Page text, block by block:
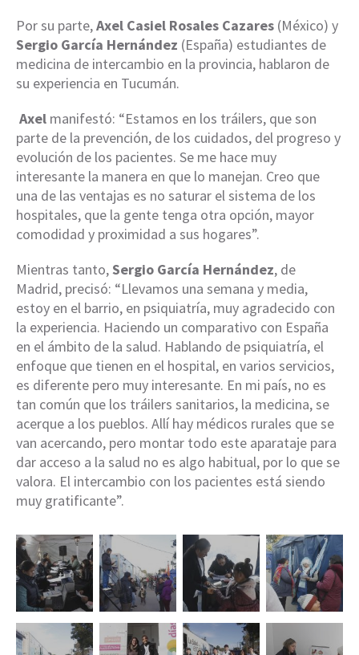
Por su parte,Axel Casiel Rosales Cazares (México) y
Sergio García Hernández (España) estudiantes de
medicina de intercambio en la provincia, hablaron de
su experiencia en Tucumán.
Axel manifestó: “Estamos en los tráilers, que son
parte de la prevención, de los cuidados, del progreso y
evolución de los pacientes. Se me hace muy
interesante la manera en que lo manejan. Creo que
una de las ventajas es no saturar el sistema de los
hospitales, que la gente tenga otra opción, mayor
comodidad y proximidad a sus hogares”.
Mientras tanto,Sergio García Hernández, de
Madrid, precisó: “Llevamos una semana y media,
estoy en el barrio, en psiquiatría, muy agradecido con
la experiencia. Haciendo un comparativo con España
en el ámbito de la salud. Hablando de psiquiatría, el
enfoque que tienen en el hospital, en varios servicios,
es diferente pero muy interesante. En mi país, no es
tan común que los tráilers sanitarios, la medicina, se
acerque a los pueblos. Allí hay médicos rurales que se
van acercando, pero montar todo este aparataje para
dar acceso a la salud no es algo habitual, por lo que se
valora. El intercambio con los pacientes está siendo
muy gratificante”.